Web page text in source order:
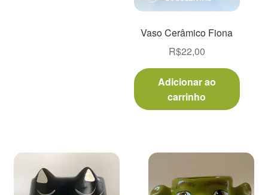
Vaso Cerâmico Fiona
R$22,00
Adicionar ao
carrinho